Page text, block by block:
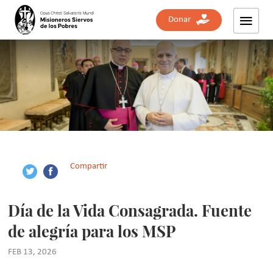
Donar
Compartir
Día de la Vida Consagrada. Fuente
de alegría para los MSP
FEB 13, 2026